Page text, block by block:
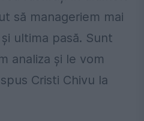
să manageriem mai
ultima pasă. Sunt
analiza și le vom
Cristi Chivu la